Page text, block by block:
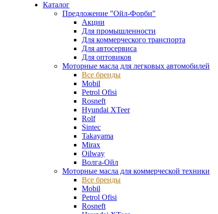
Каталог
Предложение "Ойл-Форби"
Акции
Для промышленности
Для коммерческого транспорта
Для автосервиса
Для оптовиков
Моторные масла для легковых автомобилей
Все бренды
Mobil
Petrol Ofisi
Rosneft
Hyundai XTeer
Rolf
Sintec
Takayama
Mirax
Oilway
Волга-Ойл
Моторные масла для коммерческой техники
Все бренды
Mobil
Petrol Ofisi
Rosneft